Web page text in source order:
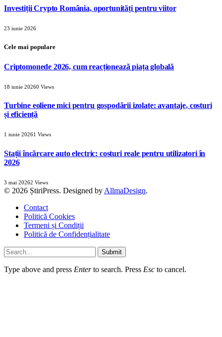
Investiții Crypto România, oportunități pentru viitor
23 iunie 2026
Cele mai populare
Criptomonede 2026, cum reacționează piața globală
18 iunie 20260 Views
Turbine eoliene mici pentru gospodării izolate: avantaje, costuri
și eficiență
1 iunie 20261 Views
Stații încărcare auto electric: costuri reale pentru utilizatori în
2026
3 mai 20262 Views
© 2026 ȘtiriPress. Designed by AllmaDesign.
Contact
Politică Cookies
Termeni și Condiții
Politică de Confidențialitate
Submit
Type above and press Enterto search. Press Esc to cancel.